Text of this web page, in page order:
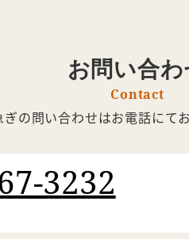
お問い合
Contact
ぎの問い合わせはお電話にて
3232